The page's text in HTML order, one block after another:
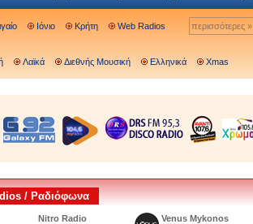
Ιόνιο Κρήτη Web Radios περισσότερες »
Λαϊκά Διεθνής Μουσική Ελληνικά Xmas
/ Ραδιόφωνα
Nitro Radio Venus Mykonos